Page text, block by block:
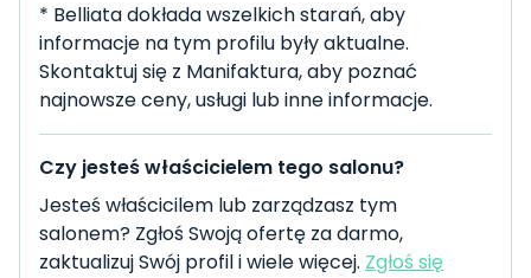
* Belliata dokłada wszelkich starań, aby
informacje na tym profilu były aktualne.
Skontaktuj się z Manifaktura, aby poznać
najnowsze ceny, usługi lub inne informacje.
Czy jesteś właścicielem tego salonu?
Jesteś właścicilem lub zarządzasz tym
salonem? Zgłoś Swoją ofertę za darmo,
zaktualizuj Swój profil i wiele więcej. Zgłoś się